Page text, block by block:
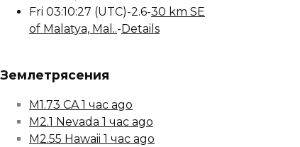
Fri 03:10:27 (UTC)-2.6-30 km SE
of Malatya, Mal..-Details
Землетрясения
M1.73 CA 1 час ago
M2.1 Nevada 1 час ago
M2.55 Hawaii 1 час ago